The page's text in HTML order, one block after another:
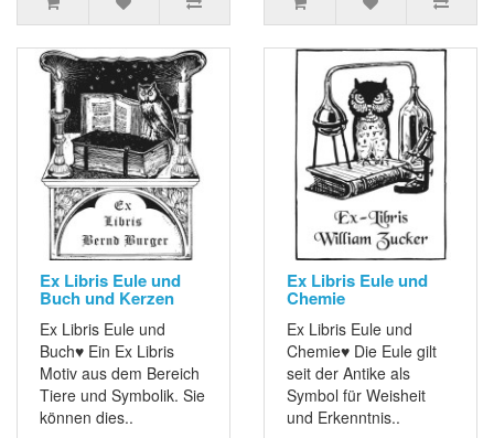
Ex Libris Eule und
Buch und Kerzen
Ex Libris Eule und
Buch♥ Ein Ex Libris
Motiv aus dem Bereich
Tiere und Symbolik. Sie
können dies..
Ex Libris Eule und
Chemie
Ex Libris Eule und
Chemie♥ Die Eule gilt
seit der Antike als
Symbol für Weisheit
und Erkenntnis..